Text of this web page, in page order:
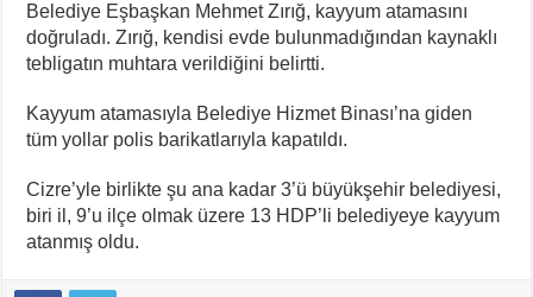
Belediye Eşbaşkan Mehmet Zırığ, kayyum atamasını
doğruladı. Zırığ, kendisi evde bulunmadığından kaynaklı
tebligatın muhtara verildiğini belirtti.
Kayyum atamasıyla Belediye Hizmet Binası’na giden
tüm yollar polis barikatlarıyla kapatıldı.
Cizre’yle birlikte şu ana kadar 3’ü büyükşehir belediyesi,
biri il, 9’u ilçe olmak üzere 13 HDP’li belediyeye kayyum
atanmış oldu.